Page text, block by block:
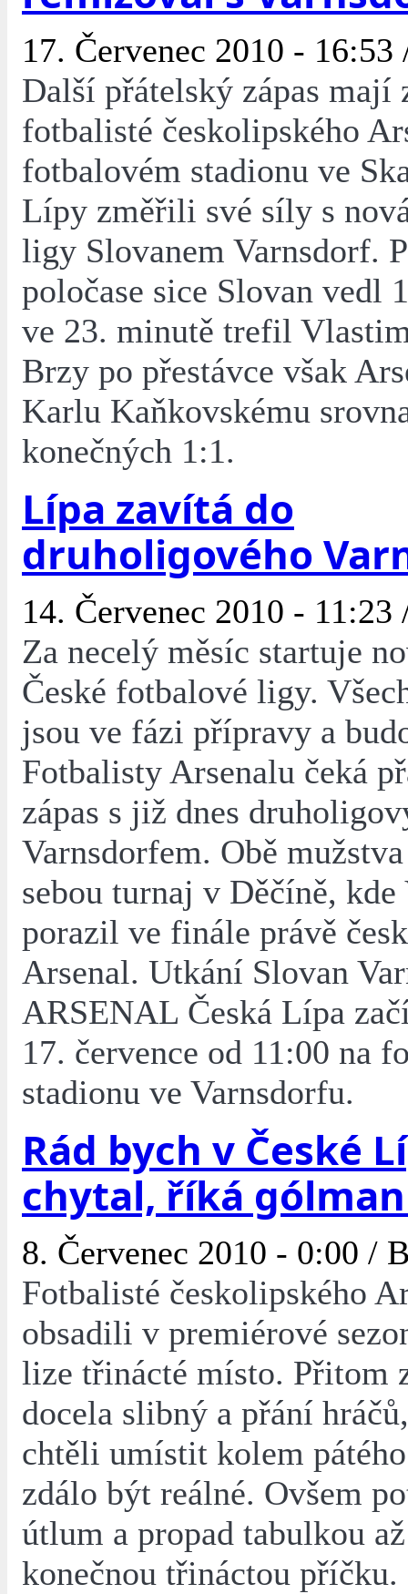
17. Červenec 2010 -
Další přátelský zápas mají
fotbalisté českolipského
fotbalovém stadionu ve
Lípy změřili své síly s
ligy Slovanem Varnsdorf.
poločase sice Slovan vedl
ve 23. minutě trefil
Brzy po přestávce však
Karlu Kaňkovskému
konečných 1:1.
Lípa zavítá do
druholigového
14. Červenec 2010 -
Za necelý měsíc startuje
České fotbalové ligy.
jsou ve fázi přípravy a
Fotbalisty Arsenalu čeká
zápas s již dnes
Varnsdorfem. Obě
sebou turnaj v Děčíně, kde
porazil ve finále právě
Arsenal. Utkání Slovan
ARSENAL Česká Lípa
17. července od 11:00 na
stadionu ve Varnsdorfu.
Rád bych v České
chytal, říká
8. Červenec 2010 - 0:00 /
Fotbalisté českolipského
obsadili v premiérové
lize třinácté místo. Přitom
docela slibný a přání
chtěli umístit kolem
zdálo být reálné. Ovšem
útlum a propad tabulkou
konečnou třináctou příčku.